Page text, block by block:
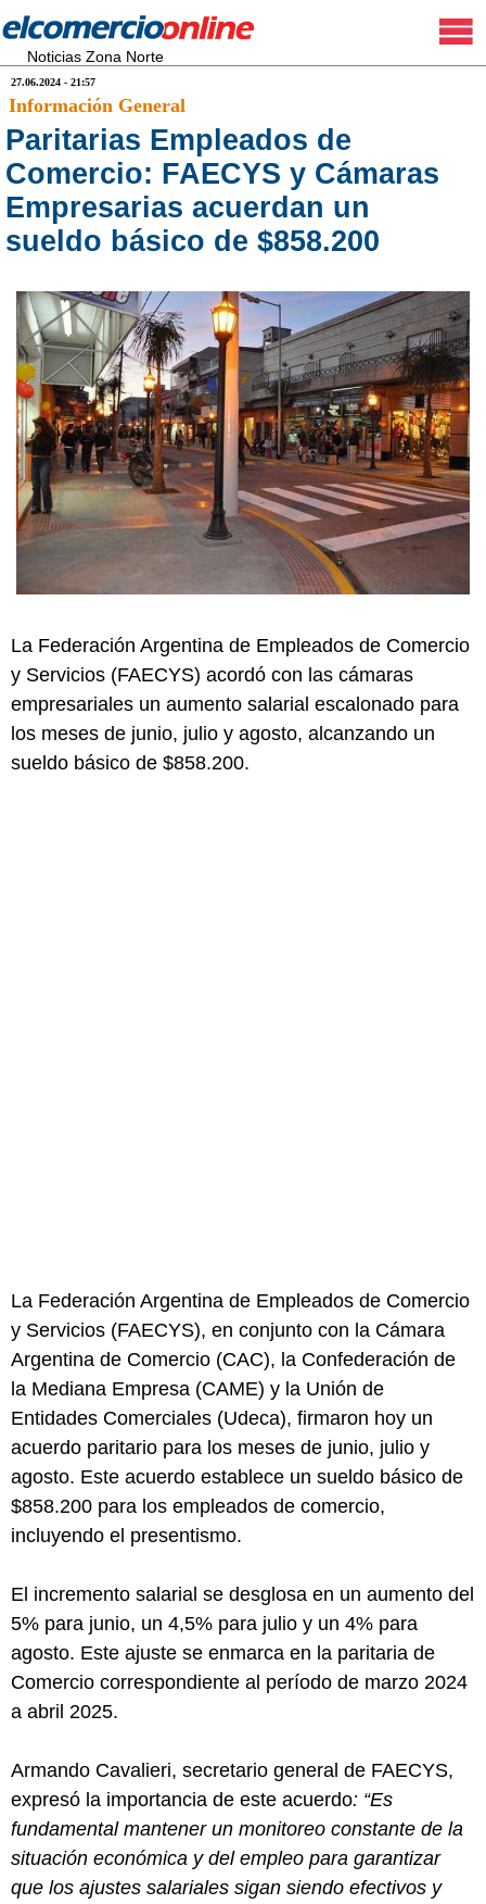
Noticias Zona Norte
27.06.2024 - 21:57
Información General
Paritarias Empleados de
Comercio: FAECYS y Cámaras
Empresarias acuerdan un
sueldo básico de $858.200
La Federación Argentina de Empleados de Comercio
y Servicios (FAECYS) acordó con las cámaras
empresariales un aumento salarial escalonado para
los meses de junio, julio y agosto, alcanzando un
sueldo básico de $858.200.
La Federación Argentina de Empleados de Comercio
y Servicios (FAECYS), en conjunto con la Cámara
Argentina de Comercio (CAC), la Confederación de
la Mediana Empresa (CAME) y la Unión de
Entidades Comerciales (Udeca), firmaron hoy un
acuerdo paritario para los meses de junio, julio y
agosto. Este acuerdo establece un sueldo básico de
$858.200 para los empleados de comercio,
incluyendo el presentismo.
El incremento salarial se desglosa en un aumento del
5% para junio, un 4,5% para julio y un 4% para
agosto. Este ajuste se enmarca en la paritaria de
Comercio correspondiente al período de marzo 2024
a abril 2025.
Armando Cavalieri, secretario general de FAECYS,
expresó la importancia de este acuerdo: “Es
fundamental mantener un monitoreo constante de la
situación económica y del empleo para garantizar
que los ajustes salariales sigan siendo efectivos y